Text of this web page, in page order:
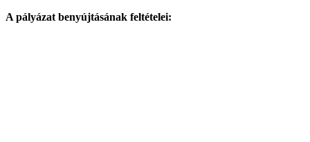
A pályázat benyújtásának feltételei: